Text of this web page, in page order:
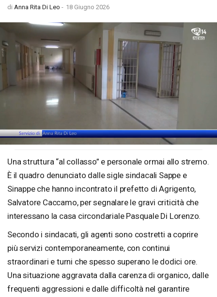
di Anna Rita Di Leo - 18 Giugno 2026
Una struttura “al collasso” e personale ormai allo stremo.
È il quadro denunciato dalle sigle sindacali Sappe e
Sinappe che hanno incontrato il prefetto di Agrigento,
Salvatore Caccamo, per segnalare le gravi criticità che
interessano la casa circondariale Pasquale Di Lorenzo.
Secondo i sindacati, gli agenti sono costretti a coprire
più servizi contemporaneamente, con continui
straordinari e turni che spesso superano le dodici ore.
Una situazione aggravata dalla carenza di organico, dalle
frequenti aggressioni e dalle difficoltà nel garantire